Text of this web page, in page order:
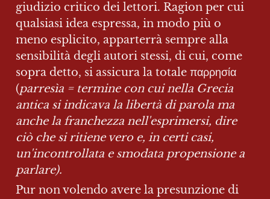
giudizio critico dei lettori. Ragion per cui
qualsiasi idea espressa, in modo più o
meno esplicito, apparterrà sempre alla
sensibilità degli autori stessi, di cui, come
sopra detto, si assicura la totale παρρησία
(parresìa = termine con cui nella Grecia
antica si indicava la libertà di parola ma
anche la franchezza nell'esprimersi, dire
ciò che si ritiene vero e, in certi casi,
un'incontrollata e smodata propensione a
parlare).
Pur non volendo avere la presunzione di